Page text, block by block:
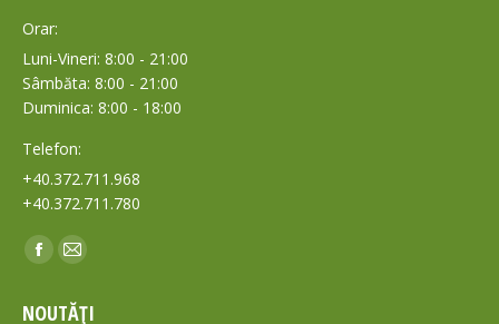
Orar:
Luni-Vineri: 8:00 - 21:00
Sâmbăta: 8:00 - 21:00
Duminica: 8:00 - 18:00
Telefon:
+40.372.711.968
+40.372.711.780
Find us on:
Facebook
opens
Mail
opens
NOUTĂȚI